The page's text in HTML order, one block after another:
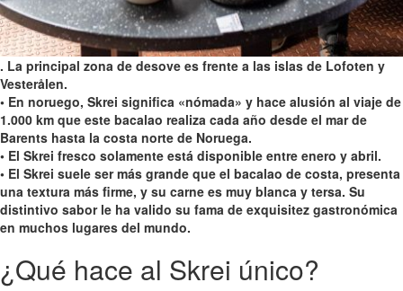
. La principal zona de desove es frente a las islas de Lofoten y
Vesterålen.
• En noruego, Skrei significa «nómada» y hace alusión al viaje de
1.000 km que este bacalao realiza cada año desde el mar de
Barents hasta la costa norte de Noruega.
• El Skrei fresco solamente está disponible entre enero y abril.
• El Skrei suele ser más grande que el bacalao de costa, presenta
una textura más firme, y su carne es muy blanca y tersa. Su
distintivo sabor le ha valido su fama de exquisitez gastronómica
en muchos lugares del mundo.
¿Qué hace al Skrei único?